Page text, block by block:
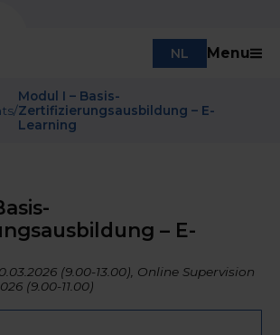
NL Menu
/
Modul I – Basis-
Zertifizierungsausbildung – E-
Learning
– E-
(9.00-13.00), Online Supervision
(9.00-11.00)